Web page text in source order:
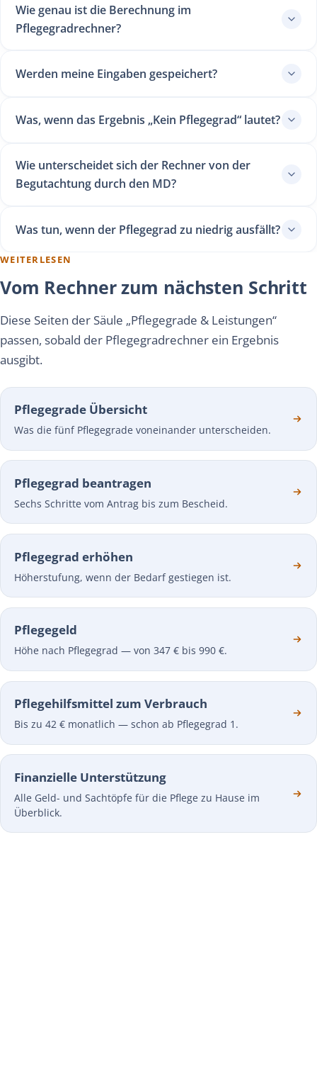
Wie genau ist die Berechnung im
Pflegegradrechner?
Werden meine Eingaben gespeichert?
Was, wenn das Ergebnis „Kein Pflegegrad“ lautet?
Wie unterscheidet sich der Rechner von der
Begutachtung durch den MD?
Was tun, wenn der Pflegegrad zu niedrig ausfällt?
WEITERLESEN
Vom Rechner zum nächsten Schritt
Diese Seiten der Säule „Pflegegrade & Leistungen“
passen, sobald der Pflegegradrechner ein Ergebnis
ausgibt.
Pflegegrade Übersicht
Was die fünf Pflegegrade voneinander unterscheiden.
Pflegegrad beantragen
Sechs Schritte vom Antrag bis zum Bescheid.
Pflegegrad erhöhen
Höherstufung, wenn der Bedarf gestiegen ist.
Pflegegeld
Höhe nach Pflegegrad — von 347 € bis 990 €.
Pflegehilfsmittel zum Verbrauch
Bis zu 42 € monatlich — schon ab Pflegegrad 1.
Finanzielle Unterstützung
Alle Geld- und Sachtöpfe für die Pflege zu Hause im
Überblick.